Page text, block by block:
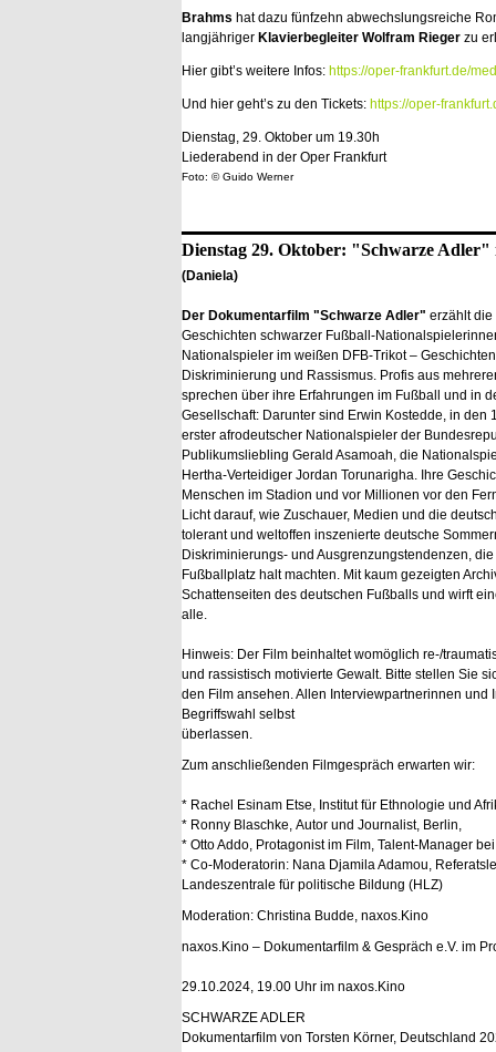
Brahms hat dazu fünfzehn abwechslungsreiche
langjähriger Klavierbegleiter Wolfram Rieger zu
Hier gibt’s weitere Infos: https://oper-frankfurt.de/
Und hier geht’s zu den Tickets: https://oper-
Dienstag, 29. Oktober um 19.30h
Liederabend in der Oper Frankfurt
Foto: © Guido Werner
Dienstag 29. Oktober: "Schwarze Adler"
(Daniela)
Der Dokumentarfilm "Schwarze Adler" erzählt
Geschichten schwarzer Fußball-
Nationalspieler im weißen DFB-Trikot –
Diskriminierung und Rassismus. Profis aus
sprechen über ihre Erfahrungen im Fußball und in
Gesellschaft: Darunter sind Erwin Kostedde, in den
erster afrodeutscher Nationalspieler der
Publikumsliebling Gerald Asamoah, die
Hertha-Verteidiger Jordan Torunarigha. Ihre
Menschen im Stadion und vor Millionen vor den
Licht darauf, wie Zuschauer, Medien und die
tolerant und weltoffen inszenierte deutsche
Diskriminierungs- und Ausgrenzungstendenzen,
Fußballplatz halt machten. Mit kaum gezeigten
Schattenseiten des deutschen Fußballs und wirft
alle.
Hinweis: Der Film beinhaltet womöglich re-/
und rassistisch motivierte Gewalt. Bitte stellen Sie
den Film ansehen. Allen Interviewpartnerinnen
Begriffswahl selbst
Zum anschließenden Filmgespräch erwarten wir:
* Rachel Esinam Etse, Institut für Ethnologie und
* Ronny Blaschke, Autor und Journalist, Berlin,
* Otto Addo, Protagonist im Film, Talent-Manager
* Co-Moderatorin: Nana Djamila Adamou,
Landeszentrale für politische Bildung (HLZ)
Moderation: Christina Budde, naxos.Kino
naxos.Kino – Dokumentarfilm & Gespräch e.V. im
29.10.2024, 19.00 Uhr im naxos.Kino
SCHWARZE ADLER
Dokumentarfilm von Torsten Körner, Deutschland